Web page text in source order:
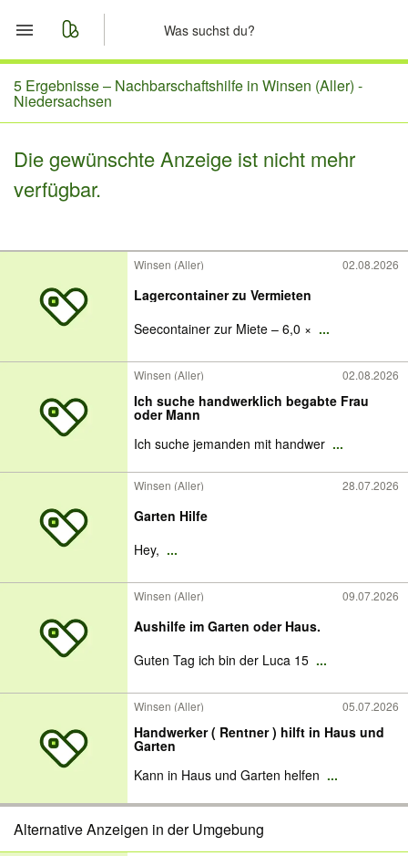
Start
Merkliste
Nachrichten
5 Ergebnisse – Nachbarschaftshilfe in Winsen (Aller) -
Niedersachsen
Die gewünschte Anzeige ist nicht mehr
verfügbar.
Winsen (Aller) 02.08.2026
Lagercontainer zu Vermieten
Seecontainer zur Miete – 6,0 × ...
Winsen (Aller) 02.08.2026
Ich suche handwerklich begabte Frau
oder Mann
Ich suche jemanden mit handwer ...
Winsen (Aller) 28.07.2026
Garten Hilfe
Hey, ...
Winsen (Aller) 09.07.2026
Aushilfe im Garten oder Haus.
Guten Tag ich bin der Luca 15 ...
Winsen (Aller) 05.07.2026
Handwerker ( Rentner ) hilft in Haus und
Garten
Kann in Haus und Garten helfen ...
Alternative Anzeigen in der Umgebung